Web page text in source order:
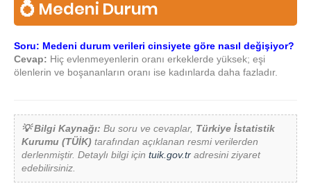
💍 Medeni Durum
Soru: Medeni durum verileri cinsiyete göre nasıl değişiyor?
Cevap: Hiç evlenmeyenlerin oranı erkeklerde yüksek; eşi
ölenlerin ve boşananların oranı ise kadınlarda daha fazladır.
💡 Bilgi Kaynağı: Bu soru ve cevaplar, Türkiye İstatistik
Kurumu (TÜİK) tarafından açıklanan resmi verilerden
derlenmiştir. Detaylı bilgi için tuik.gov.tr adresini ziyaret
edebilirsiniz.